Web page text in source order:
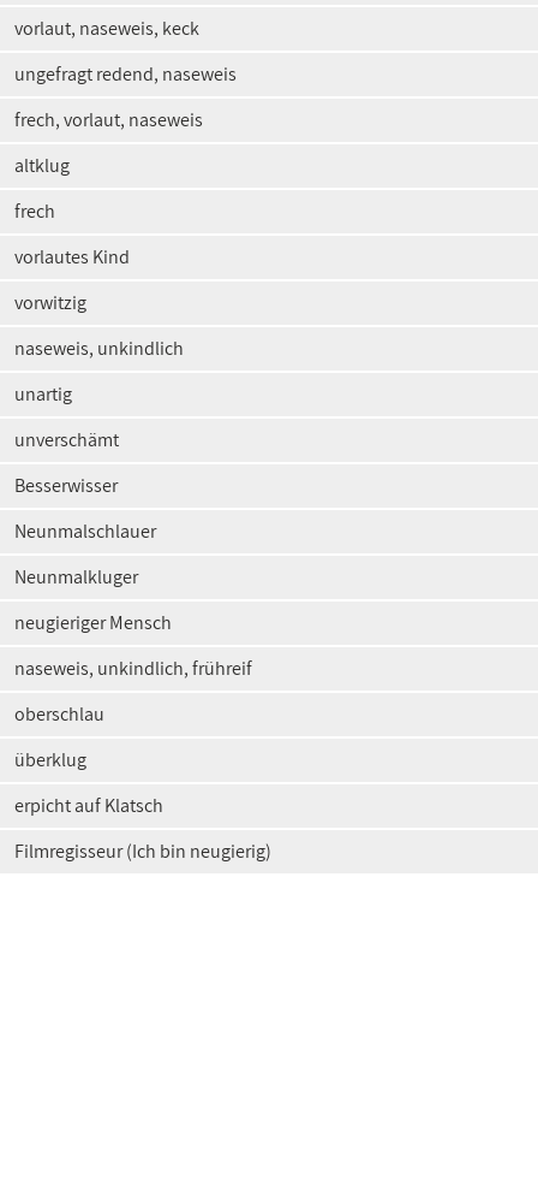
vorlaut, naseweis, keck
ungefragt redend, naseweis
frech, vorlaut, naseweis
altklug
frech
vorlautes Kind
vorwitzig
naseweis, unkindlich
unartig
unverschämt
Besserwisser
Neunmalschlauer
Neunmalkluger
neugieriger Mensch
naseweis, unkindlich, frühreif
oberschlau
überklug
erpicht auf Klatsch
Filmregisseur (Ich bin neugierig)